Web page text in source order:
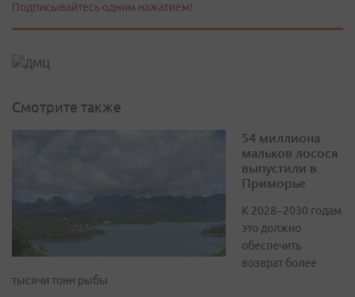
Подписывайтесь одним нажатием!
Смотрите также
54 миллиона
мальков лосося
выпустили в
Приморье
К 2028–2030 годам
это должно
обеспечить
возврат более
тысячи тонн рыбы